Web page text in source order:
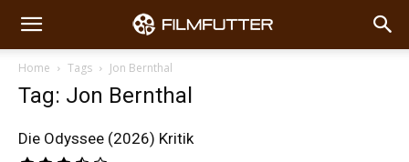
Home Tags Jon Bernthal
Tag: Jon Bernthal
Die Odyssee (2026) Kritik